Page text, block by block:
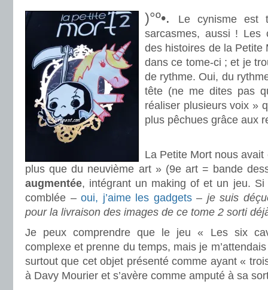
)°º•.
Le cynisme est
sarcasmes, aussi ! Les
des histoires de la Petite
dans ce tome-ci ; et je
de rythme. Oui, du
tête (ne me dites pas
réaliser plusieurs voix »
plus pêchues grâce aux
La Petite Mort nous
plus que du neuvième art » (9e art = bande
augmentée, intégrant un making of et un jeu. Si
comblée –oui, j’aime les gadgets– je suis
pour la livraison des images de ce tome 2 sorti
Je peux comprendre que le jeu « Les six
complexe et prenne du temps, mais je
surtout que cet objet présenté comme ayant «
à Davy Mourier et s’avère comme amputé à sa